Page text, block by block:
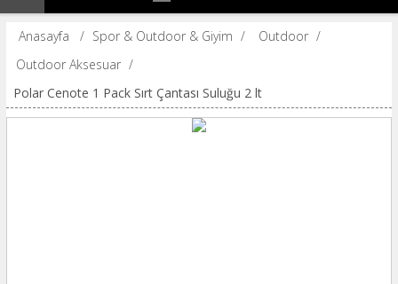
Anasayfa / Spor & Outdoor & Giyim / Outdoor /
Outdoor Aksesuar /
Polar Cenote 1 Pack Sırt Çantası Suluğu 2 lt